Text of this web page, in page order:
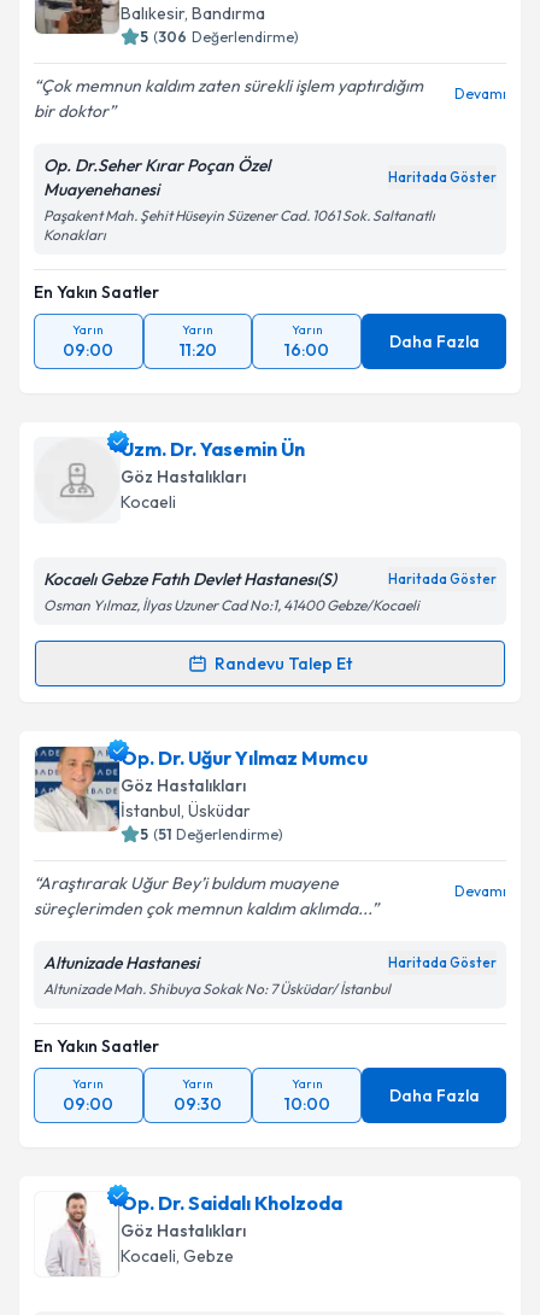
Balıkesir, Bandırma
5 (306 Değerlendirme)
Çok memnun kaldım zaten sürekli işlem yaptırdığım
bir doktor
Devamı
Op. Dr.Seher Kırar Poçan Özel
Muayenehanesi
Haritada Göster
Paşakent Mah. Şehit Hüseyin Süzener Cad. 1061 Sok. Saltanatlı
Konakları
En Yakın Saatler
Yarın
09:00
Yarın
11:20
Yarın
16:00 Daha Fazla
Uzm. Dr. Yasemin Ün
Göz Hastalıkları
Kocaeli
Kocaelı Gebze Fatıh Devlet Hastanesı(S) Haritada Göster
Osman Yılmaz, İlyas Uzuner Cad No:1, 41400 Gebze/Kocaeli
Randevu Talep Et
Randevu Takvimi Talebi
Uzm. Dr. Yasemin Üniçin randevu takvimi talebi
oluşturun. Size bu uzmandan randevu almanız için bir
takvim hazırlandığında e-posta ile bilgilendireceğiz.
Kişisel verilerimin işlenmesine ilişkin
Aydınlatma
Metni'ni okudum ve kişisel verilerimin belirtilen
kapsamda işlenmesini kabul ediyorum.
Takvim Talebini Gönder
Op. Dr. Uğur Yılmaz Mumcu
Göz Hastalıkları
İstanbul, Üsküdar
5 (51 Değerlendirme)
Araştırarak Uğur Bey’i buldum muayene
süreçlerimden çok memnun kaldım aklımda...
Devamı
Altunizade Hastanesi Haritada Göster
Altunizade Mah. Shibuya Sokak No: 7 Üsküdar/ İstanbul
En Yakın Saatler
Yarın
09:00
Yarın
09:30
Yarın
10:00 Daha Fazla
Op. Dr. Saidalı Kholzoda
Göz Hastalıkları
Kocaeli, Gebze